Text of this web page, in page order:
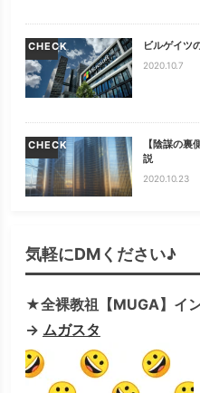
CHECK ビルゲイツ
2020.10.7
CHECK
【陰謀の
説
2020.10.23
気軽にDMください♪
★全裸教祖【MUGA】イ
→ ムガスタ